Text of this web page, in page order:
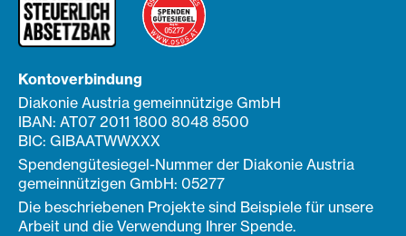
Kontoverbindung
Diakonie Austria gemeinnützige GmbH
IBAN: AT07 2011 1800 8048 8500
BIC: GIBAATWWXXX
Spendengütesiegel-Nummer der Diakonie Austria
gemeinnützigen GmbH: 05277
Die beschriebenen Projekte sind Beispiele für unsere
Arbeit und die Verwendung Ihrer Spende.